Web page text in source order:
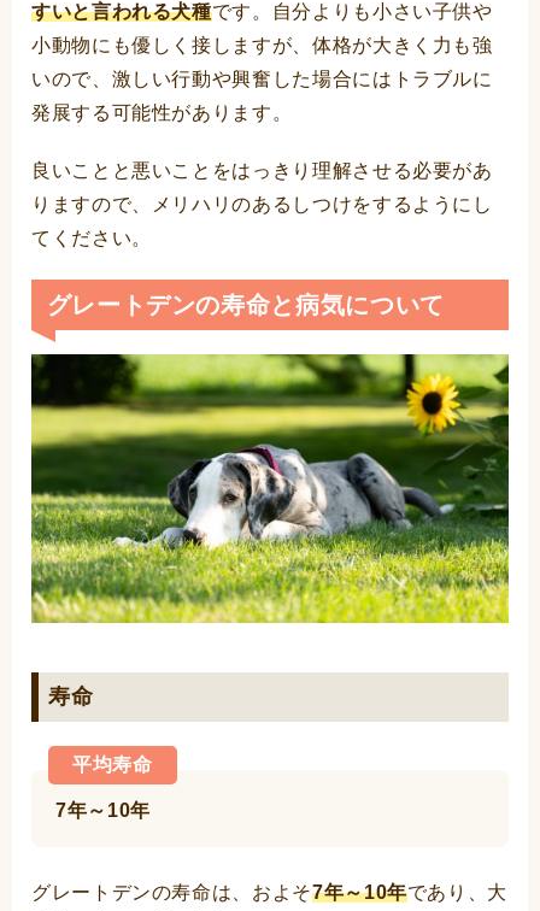
すいと言われる犬種です。自分よりも小さい子供や
小動物にも優しく接しますが、体格が大きく力も強
いので、激しい行動や興奮した場合にはトラブルに
発展する可能性があります。
良いことと悪いことをはっきり理解させる必要があ
りますので、メリハリのあるしつけをするようにし
てください。
グレートデンの寿命と病気について
寿命
平均寿命
7年～10年
グレートデンの寿命は、およそ7年～10年であり、大